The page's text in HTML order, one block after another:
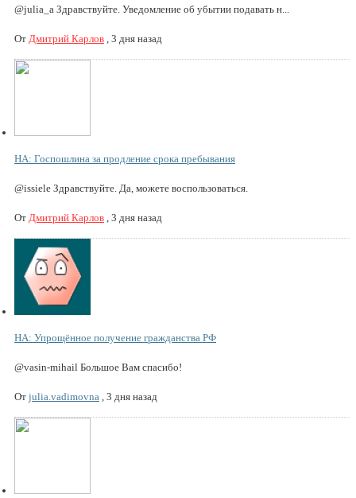
@julia_a Здравствуйте. Уведомление об убытии подавать н...
От Дмитрий Карлов 3 дня назад
НА: Госпошлина за продление срока пребывания
@issiele Здравствуйте. Да, можете воспользоваться.
От Дмитрий Карлов 3 дня назад
НА: Упрощённое получение гражданства РФ
@vasin-mihail Большое Вам спасибо!
От julia.vadimovna 3 дня назад